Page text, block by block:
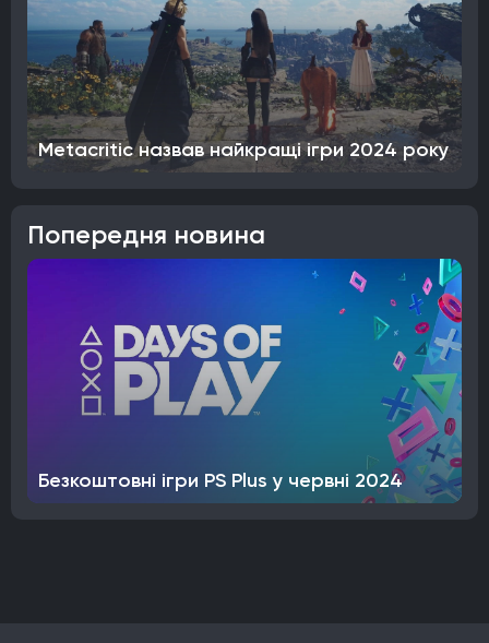
Metacritic назвав найкращі ігри 2024 року
Попередня новина
Безкоштовні ігри PS Plus у червні 2024